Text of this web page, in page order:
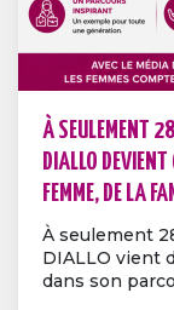
À SEULEMENT
DIALLO
FEMME, DE LA
À seulement
DIALLO vient
dans son